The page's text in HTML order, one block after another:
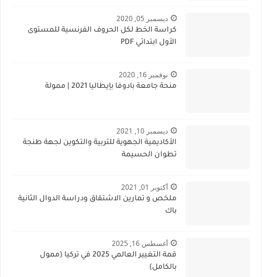
ديسمبر 05, 2020
كراسة الخط لكل الحروف الفرنسية للمستوى
الأول ابتدائي PDF
نوفمبر 16, 2020
منحة جامعة بادوفا بإيطاليا 2021 | ممولة
ديسمبر 10, 2021
الأكاديمية الجهوية للتربية والتكوين لجهة طنجة
تطوان الحسيمة
أكتوبر 01, 2021
ملخص و تمارين الاشتقاق ودراسة الدوال الثانية
باك
أغسطس 16, 2025
قمة التغيير العالمي 2025 في تركيا (ممول
بالكامل)